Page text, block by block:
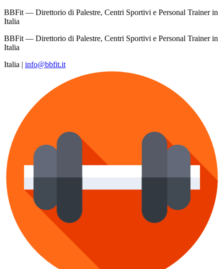
BBFit — Direttorio di Palestre, Centri Sportivi e Personal Trainer in
Italia
BBFit — Direttorio di Palestre, Centri Sportivi e Personal Trainer in
Italia
Italia | info@bbfit.it